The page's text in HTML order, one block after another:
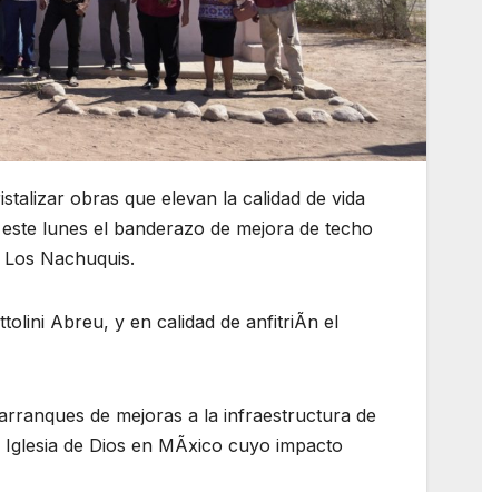
obras que elevan la calidad de vida
lunes el banderazo de mejora de techo
Nachuquis.
Abreu, y en calidad de anfitriÃn el
de mejoras a la infraestructura de
de Dios en MÃxico cuyo impacto